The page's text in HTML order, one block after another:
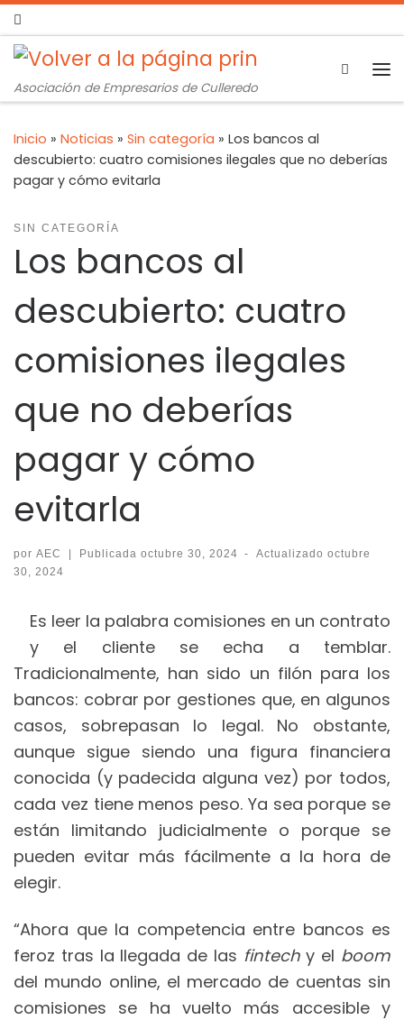
Asociación de Empresarios de Culleredo
Search
Inicio » Noticias » Sin categoría » Los bancos al
descubierto: cuatro comisiones ilegales que no deberías
pagar y cómo evitarla
SIN CATEGORÍA
Los bancos al
descubierto: cuatro
comisiones ilegales
que no deberías
pagar y cómo
evitarla
por AEC Publicada octubre 30, 2024 - Actualizadooctubre
30, 2024
Es leer la palabra comisiones en un contrato
y el cliente se echa a temblar.
Tradicionalmente, han sido un filón para los
bancos: cobrar por gestiones que, en algunos
casos, sobrepasan lo legal. No obstante,
aunque sigue siendo una figura financiera
conocida (y padecida alguna vez) por todos,
cada vez tiene menos peso. Ya sea porque se
están limitando judicialmente o porque se
pueden evitar más fácilmente a la hora de
elegir.
“Ahora que la competencia entre bancos es
feroz tras la llegada de las fintechy el boom
del mundo online, el mercado de cuentas sin
comisiones se ha vuelto más accesible y